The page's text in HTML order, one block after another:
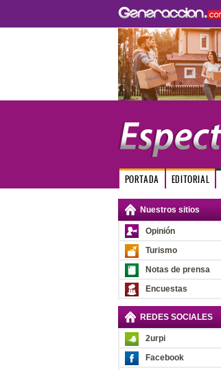
PORTADA EDITORIAL
Nuestros sitios
Opinión
Turismo
Notas de prensa
Encuestas
REDES SOCIALES
2urpi
Facebook